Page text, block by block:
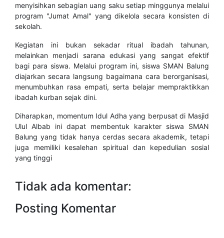
menyisihkan sebagian uang saku setiap minggunya melalui
program "Jumat Amal" yang dikelola secara konsisten di
sekolah.
​Kegiatan ini bukan sekadar ritual ibadah tahunan,
melainkan menjadi sarana edukasi yang sangat efektif
bagi para siswa. Melalui program ini, siswa SMAN Balung
diajarkan secara langsung bagaimana cara berorganisasi,
menumbuhkan rasa empati, serta belajar mempraktikkan
ibadah kurban sejak dini.
​Diharapkan, momentum Idul Adha yang berpusat di Masjid
Ulul Albab ini dapat membentuk karakter siswa SMAN
Balung yang tidak hanya cerdas secara akademik, tetapi
juga memiliki kesalehan spiritual dan kepedulian sosial
yang tinggi
Tidak ada komentar:
Posting Komentar